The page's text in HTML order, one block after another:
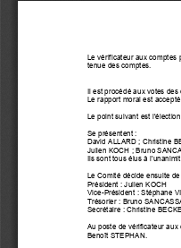
Le vérificateur aux comptes
tenue des comptes.
Il est procédé aux votes des
Le rapport moral est
Le point suivant est l'élection
Se présentent :
David ALLARD ; Christine
Julien KOCH ; Bruno
Ils sont tous élus à
Le Comité décide ensuite
Président : Julien KOCH
Vice-Président : Stéphane
Trésorier : Bruno
Secrétaire : Christine
Au poste de vérificateur
Benoît STEPHAN.